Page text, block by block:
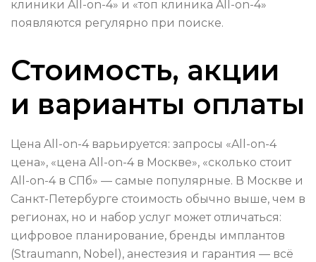
клиники All-on-4» и «топ клиника All-on-4»
появляются регулярно при поиске.
Стоимость, акции
и варианты оплаты
Цена All-on-4 варьируется: запросы «All-on-4
цена», «цена All-on-4 в Москве», «сколько стоит
All-on-4 в СПб» — самые популярные. В Москве и
Санкт-Петербурге стоимость обычно выше, чем в
регионах, но и набор услуг может отличаться:
цифровое планирование, бренды имплантов
(Straumann, Nobel), анестезия и гарантия — всё